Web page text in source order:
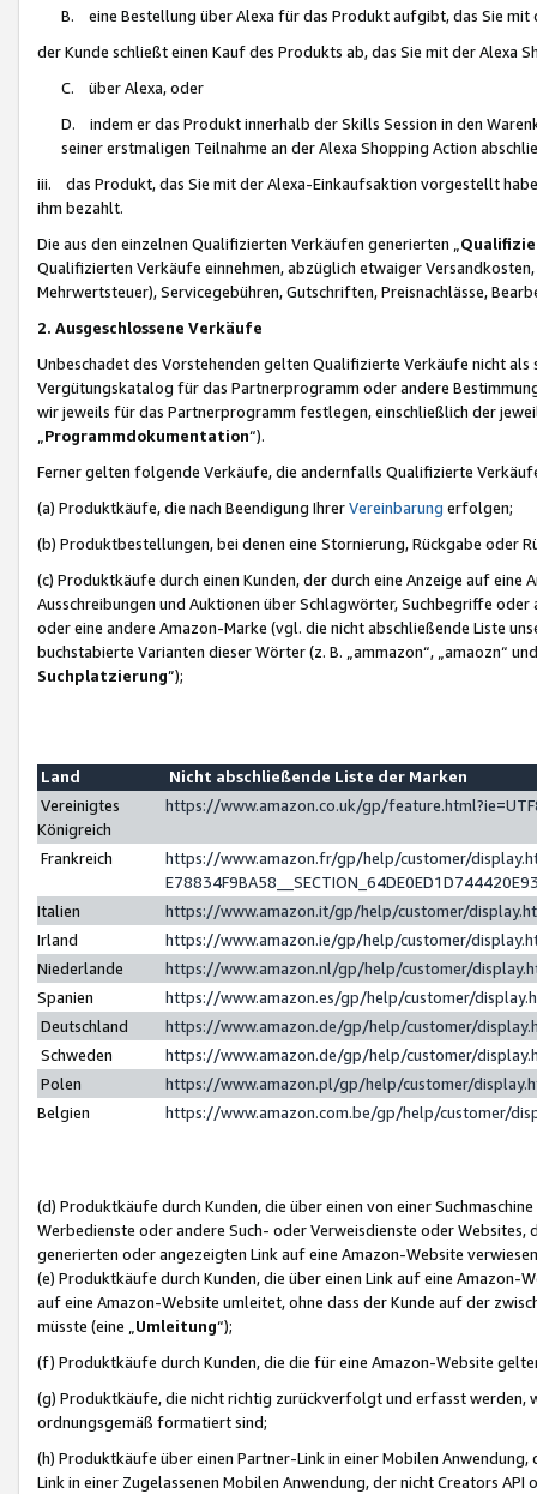
B. eine Bestellung über Alexa für das Produkt aufgibt, das Sie mit
der Kunde schließt einen Kauf des Produkts ab, das Sie mit der Alexa
C. über Alexa, oder
D. indem er das Produkt innerhalb der Skills Session in den
seiner erstmaligen Teilnahme an der Alexa Shopping Action
iii. das Produkt, das Sie mit der Alexa-Einkaufsaktion vorgestellt
ihm bezahlt.
Die aus den einzelnen Qualifizierten Verkäufen generierten „
Qualifizierten Verkäufe einnehmen, abzüglich etwaiger
Mehrwertsteuer), Servicegebühren, Gutschriften, Preisnachlässe,
2. Ausgeschlossene Verkäufe
Unbeschadet des Vorstehenden gelten Qualifizierte Verkäufe nicht
Vergütungskatalog für das Partnerprogramm oder andere
wir jeweils für das Partnerprogramm festlegen, einschließlich der
Programmdokumentation“).
Ferner gelten folgende Verkäufe, die andernfalls Qualifizierte
(a) Produktkäufe, die nach Beendigung IhrerVereinbarung erfolgen;
(b) Produktbestellungen, bei denen eine Stornierung, Rückgabe oder
(c) Produktkäufe durch einen Kunden, der durch eine Anzeige auf
Ausschreibungen und Auktionen über Schlagwörter, Suchbegriffe
oder eine andere Amazon-Marke (vgl. die nicht abschließende Liste
buchstabierte Varianten dieser Wörter (z. B. „ammazon“, „amaozn“
Suchplatzierung”);
Land
Nicht abschließende Liste der Marken
Vereinigtes
Königreich
https://www.amazon.co.uk/gp/
Frankreich
https://www.amazon.fr/gp/help/customer/
Italien
https://www.amazon.it/gp/help/customer/
Irland
https://www.amazon.ie/gp/help/customer/
Niederlande
https://www.amazon.nl/gp/help/customer/
Spanien
https://www.amazon.es/gp/help/customer/
Deutschland
https://www.amazon.de/gp/help/customer/
Schweden
https://www.amazon.de/gp/help/customer/
Polen
https://www.amazon.pl/gp/help/customer/
Belgien
https://www.amazon.com.be/gp/help/customer/
(d) Produktkäufe durch Kunden, die über einen von einer
Werbedienste oder andere Such- oder Verweisdienste oder Websites,
generierten oder angezeigten Link auf eine Amazon-Website
(e) Produktkäufe durch Kunden, die über einen Link auf eine
auf eine Amazon-Website umleitet, ohne dass der Kunde auf der
müsste (eine „ Umleitung“);
(f) Produktkäufe durch Kunden, die die für eine Amazon-Website
(g) Produktkäufe, die nicht richtig zurückverfolgt und erfasst werden,
ordnungsgemäß formatiert sind;
(h) Produktkäufe über einen Partner-Link in einer Mobilen
Link in einer Zugelassenen Mobilen Anwendung, der nicht Creators